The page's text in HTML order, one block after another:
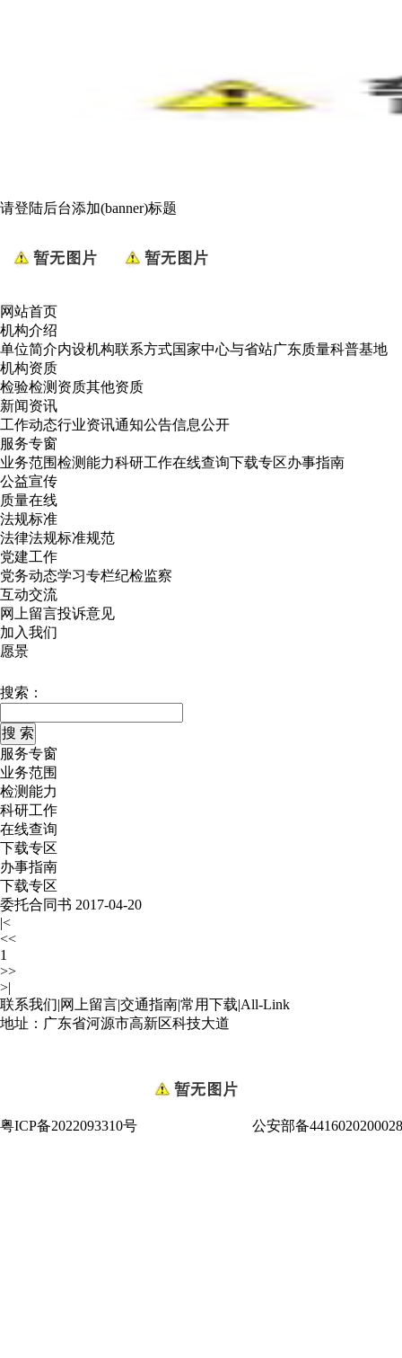
请登陆后台添加(banner)标题
网站首页
机构介绍
单位简介内设机构联系方式国家中心与省站广东质量科普基地
机构资质
检验检测资质其他资质
新闻资讯
工作动态行业资讯通知公告信息公开
服务专窗
业务范围检测能力科研工作在线查询下载专区办事指南
公益宣传
质量在线
法规标准
法律法规标准规范
党建工作
党务动态学习专栏纪检监察
互动交流
网上留言投诉意见
加入我们
愿景
搜索：
服务专窗
业务范围
检测能力
科研工作
在线查询
下载专区
办事指南
下载专区
委托合同书 2017-04-20
|<
<<
1
>>
>|
联系我们|网上留言|交通指南|常用下载|All-Link
地址：广东省河源市高新区科技大道
粤ICP备2022093310号 公安部备